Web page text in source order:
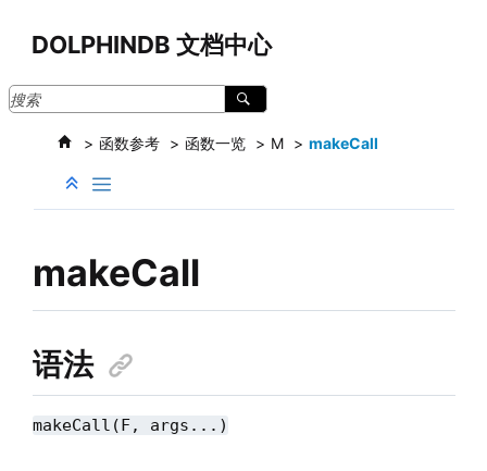
DOLPHINDB 文档中心
函数参考 函数一览 M makeCall
makeCall
语法
makeCall(F, args...)